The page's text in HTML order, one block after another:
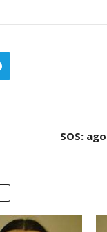
SOS: